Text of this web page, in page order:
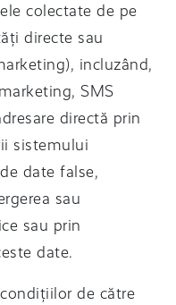
colectate de pe
directe sau
incluzând,
SMS
directă prin
sistemului
date false,
sau
sau prin
date.
de către